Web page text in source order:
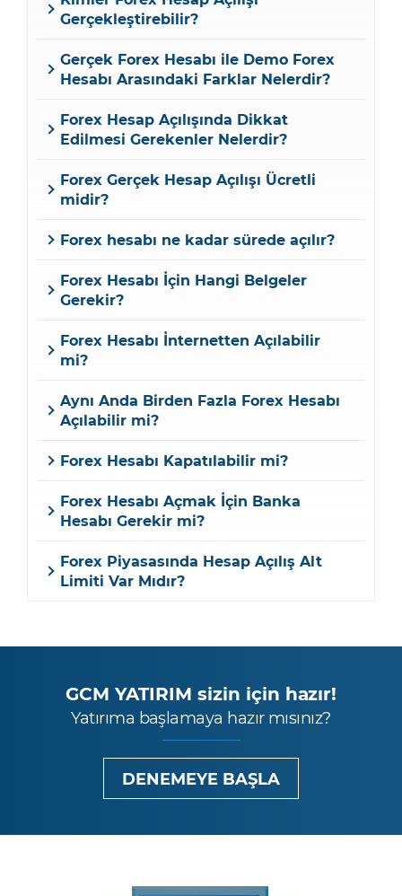
Gerçekleştirebilir?
Gerçek Forex Hesabı ile Demo Forex
Hesabı Arasındaki Farklar Nelerdir?
Forex Hesap Açılışında Dikkat
Edilmesi Gerekenler Nelerdir?
Forex Gerçek Hesap Açılışı Ücretli
midir?
Forex hesabı ne kadar sürede açılır?
Forex Hesabı İçin Hangi Belgeler
Gerekir?
Forex Hesabı İnternetten Açılabilir
mi?
Aynı Anda Birden Fazla Forex Hesabı
Açılabilir mi?
Forex Hesabı Kapatılabilir mi?
Forex Hesabı Açmak İçin Banka
Hesabı Gerekir mi?
Forex Piyasasında Hesap Açılış Alt
Limiti Var Mıdır?
GCM YATIRIM sizin için hazır!
Yatırıma başlamaya hazır mısınız?
DENEMEYE BAŞLA